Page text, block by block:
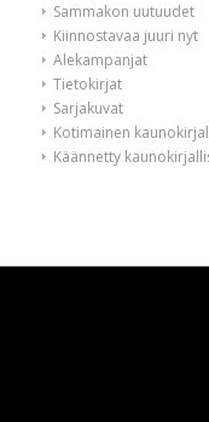
Sammakon uutuudet
Kiinnostavaa juuri nyt
Alekampanjat
Tietokirjat
Sarjakuvat
Kotimainen
Käännetty